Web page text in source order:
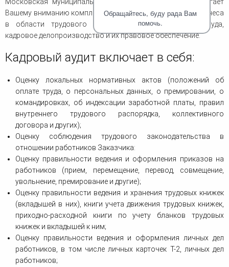
Обращайтесь, буду рада Вам
помочь.
Видео ММКА
Миграционное право
Недвижимость
Неимущественные права
Страхование
Для юридических лиц
Споры по строительному
Страховые споры
Таможенный адвокат
Урегулирование споров в
досудебном порядке
Суды
Московская муниципальная коллегия адвокатов предлагает
Вашему вниманию комплекс услуг по сопровождению бизнеса
в области трудового законодательства - охрана труда,
кадровое делопроизводство и их правовое обеспечение.
Кадровый аудит включает в себя:
Оценку локальных нормативных актов (положений об
оплате труда, о персональных данных, о премировании, о
командировках, об индексации заработной платы, правил
внутреннего трудового распорядка, коллективного
договора и других);
Оценку соблюдения трудового законодательства в
отношении работников Заказчика:
Оценку правильности ведения и оформления приказов на
работников (прием, перемещение, перевод, совмещение,
увольнение, премирование и другие);
Оценку правильности ведения и хранения трудовых книжек
(вкладышей в них), книги учета движения трудовых книжек,
приходно-расходной книги по учету бланков трудовых
книжек и вкладышей к ним;
Оценку правильности ведения и оформления личных дел
работников, в том числе личных карточек Т-2, личных дел
работников;